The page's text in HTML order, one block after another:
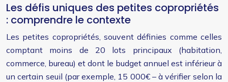
Les défis uniques des petites copropriétés
: comprendre le contexte
Les petites copropriétés, souvent définies comme celles
comptant moins de 20 lots principaux (habitation,
commerce, bureau) et dont le budget annuel est inférieur à
un certain seuil (par exemple, 15 000€ – à vérifier selon la